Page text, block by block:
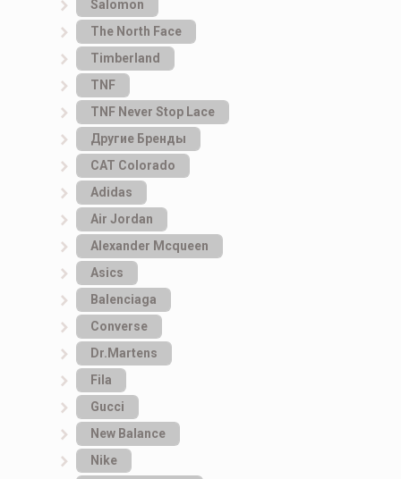
Salomon
The North Face
Timberland
TNF
TNF Never Stop Lace
Другие Бренды
САТ Colorado
Adidas
Air Jordan
Alexander Mcqueen
Asics
Balenciaga
Converse
Dr.Martens
Fila
Gucci
New Balance
Nike